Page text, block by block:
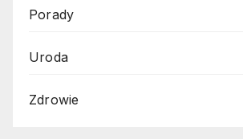
Porady
Uroda
Zdrowie